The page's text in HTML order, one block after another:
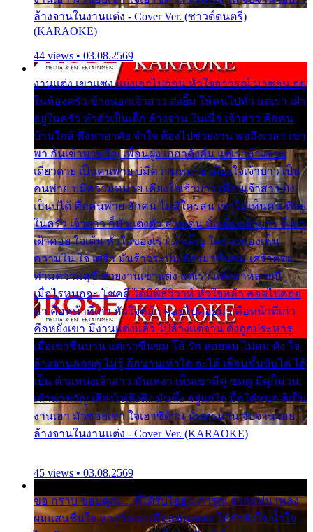
ล้างจานในงานแต่ง - Cover Ver. (ซาวด์ดนตรี)
(KARAOKE)
44 views • 03.08.2569
งานแต่ง เขาแซง แย่งเอาไปก่อน หัวใจอาวรณ์ มาซ่อน อยู่
ในห้องครัว ข้างนอกเจ้าสาว ส่งยิ้ม ให้คนไปทั่ว แต่เรา เฝ้า
อยู่ในครัว ทำตัวเป็นเด็ก ล้างจาน ในเมื่อ เจ้าสาว คือคน
บ้านใกล้ พึ่งพาอาศัย จำใจ ต้องไปช่วยงาน พอถึงเวลา เขา
พา กันเข้าพาขวัญ เพื่อนฝูง เฮฮาดังลั่น แต่เราล้างจาน
เดียวดาย เป็นคนพ่าย บ่มีความหมาย เคียงใจเจ้าบ่าว เป็น
คนพ่าย บ่มีความหมาย เคียงใจเจ้าบ่าว เพื่อนเจ้าสาว ยัง
เป็นบ่ได้ คือคนพ่าย ฮักคน ไม่มีใครสน เขาไม่เห็นคน ที่อยู่
ในครัว เจ้าสาว ก็มัวแต่งตัว สวยเด่น นั่งเคียงเจ้าบ่าว ที่เขา
เฝ้าคอย ใจเต้น หัวใจของเรา ลำเค็ญ ใครจะมองเห็น
ความใน ใจ เศร้า มันร้าวระบม ต้องมาขื่นขม เศร้าตรม
ท่ามความสุขี ช่วยงานเขาแต่ง แต่เรา แล้งมาหลายปี
เมื่อไรหนอจะ โชคดี ได้มีพิธีวิวาห์ หัวใจหล้า คอยไปคอย
มา คือหน้าที่เก่า หัวใจหล้า คอยไปคอยมา คือหน้าที่เก่า
คือหยังเขา มีงานแต่งแล้ว ไปล้างแต่จาน ดั่งถูกประหาร
เมื่อเขาชื่นบาน แต่เราขื่นขม โอ้ รัก ลอยลม ไม่สม ดัง ใจ
ล้างจานคอยคู่ ไม่รู้ อีกนานเท่าใด จะได้ เลื่อนขั้นบันได ได้
เป็น ตำแหน่งเจ้าสาว มันเหงา เห็นเขามีคู่ ซมดู มีคู่ก็ม่วน
เข้าพาขวัญ เสียงโห่ตึงตึง มันซึ้ง อยู่แก่ใจ มื้อใด๋หนอ สิเป็น
งานเฮา มัวซอยเขา ใจเฮาซิด้าน มันทรมาน จับจาน เอย…
ล้างจานในงานแต่ง - Cover Ver. (KARAOKE)
45 views • 03.08.2569
ขอ กราบ ขอบคุณ.... ที่ได้รับไออุ่น การุณ จากแฟน เพลง
ผมแสนชื่นใจ หายวังเวง เมื่อแฟนเพลง ให้กำลังใจ น้ำใจ